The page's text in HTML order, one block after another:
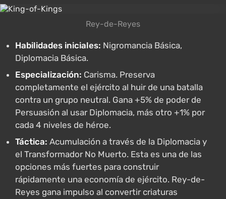
Rey-de-Reyes
Habilidades iniciales: Nigromancia Básica,
Diplomacia Básica.
Especialización: Carisma. Preserva
completamente el ejército al huir de una batalla
contra un grupo neutral. Gana +5% de poder de
Persuasión al usar Diplomacia, más otro +1% por
cada 4 niveles de héroe.
Táctica: Acumulación a través de la Diplomacia y
el Transformador No Muerto. Esta es una de las
opciones más fuertes para construir
rápidamente una economía de ejército. Rey-de-
Reyes gana impulso al convertir criaturas